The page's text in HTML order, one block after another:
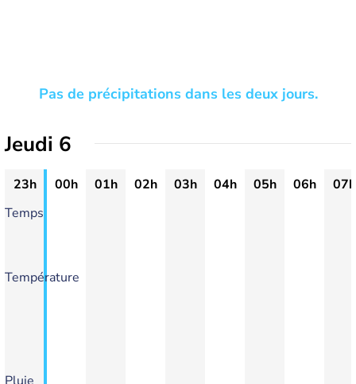
Pas de précipitations dans les deux jours.
Jeudi 6
23h 00h 01h 02h 03h 04h 05h 06h
07h
Temps
Température